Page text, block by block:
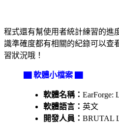
程式還有幫使用者統計練習的進
識準確度都有相關的紀錄可以查
習狀況哦！
▇ 軟體小檔案 ▇
軟體名稱： EarForge:
軟體語言： 英文
開發人員： BRUTAL